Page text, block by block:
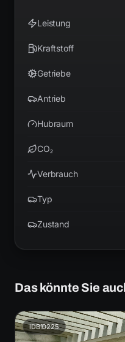
Leistung
Kraftstoff
Getriebe
Antrieb
Hubraum
CO₂
Verbrauch
Typ
Zustand
Das könnte Sie
IDB10225